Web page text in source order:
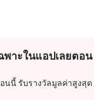
พาะในแอปเลยตอน
นนี้ รับรางวัลมูลค่าสูงสุด